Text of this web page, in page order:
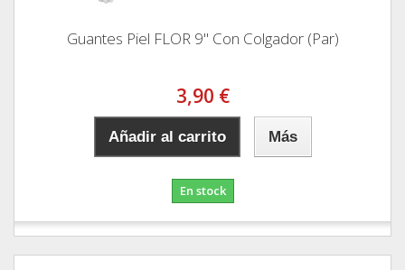
Guantes Piel FLOR 9" Con Colgador (Par)
3,90 €
Añadir al carrito Más
En stock